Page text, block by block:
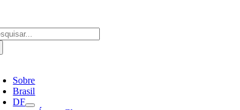
o
conteúdo
Sobre
Brasil
DF